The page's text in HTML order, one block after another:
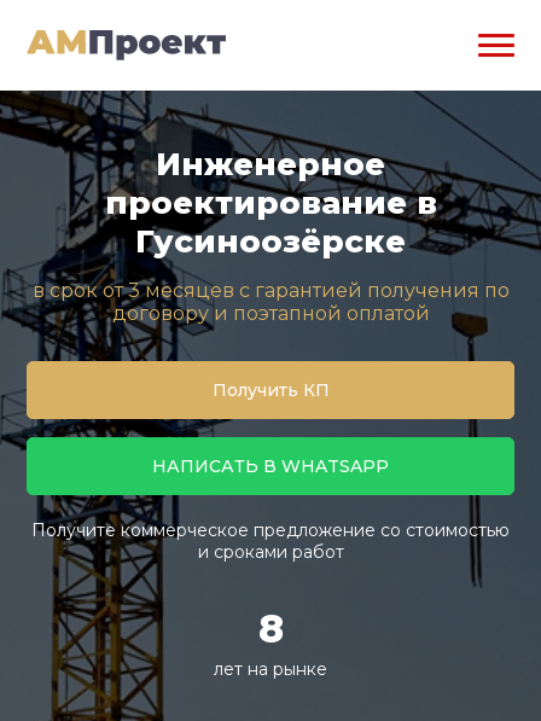
Инженерное
проектирование в
Гусиноозёрске
в срок от 3 месяцев с гарантией получения по
договору и поэтапной оплатой
Получить КП
НАПИСАТЬ В WHATSAPP
Получите коммерческое предложение со стоимостью
и сроками работ
8
лет на рынке